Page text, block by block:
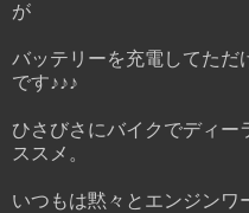
が
バッテリーを充電してただ
です♪♪♪
ひさびさにバイクでディー
ススメ。
いつもは黙々とエンジンワ